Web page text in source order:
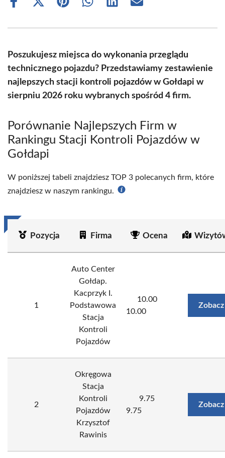
Share
Share
(Twitter)
Share Share Share Share
Poszukujesz miejsca do wykonania przeglądu
technicznego pojazdu? Przedstawiamy zestawienie
najlepszych stacji kontroli pojazdów w Gołdapi w
sierpniu 2026 roku wybranych spośród 4 firm.
Porównanie Najlepszych Firm w
Rankingu Stacji Kontroli Pojazdów w
Gołdapi
W poniższej tabeli znajdziesz TOP 3 polecanych firm, które
znajdziesz w naszym rankingu.
Pozycja Firma Ocena
1
Auto Center
Gołdap.
Kacprzyk I.
Podstawowa
Stacja
Kontroli
Pojazdów
10.00
10.00
2
Okręgowa
Stacja
Kontroli
Pojazdów
Krzysztof
Rawinis
9.75
9.75